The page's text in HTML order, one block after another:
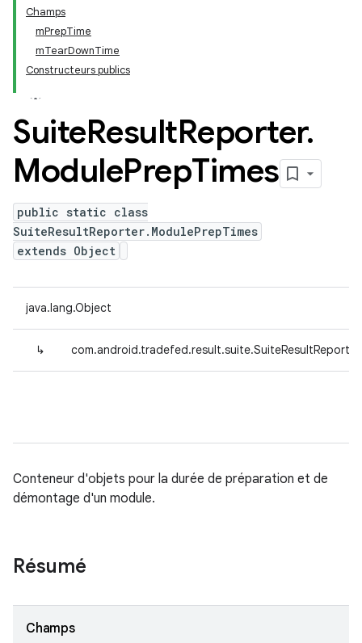
Champs
mPrepTime
mTearDownTime
Constructeurs publics
SuiteResultReporter.
ModulePrepTimes
public static class
SuiteResultReporter.ModulePrepTimes
extends Object
java.lang.Object
↳
Conteneur d'objets pour la durée de préparation et de
démontage d'un module.
Résumé
Champs